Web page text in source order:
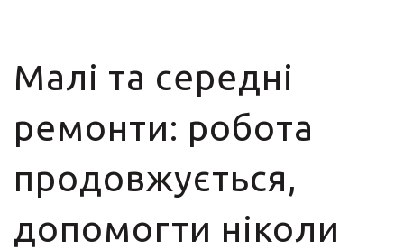
Малі та середні
ремонти: робота
продовжується,
допомогти ніколи